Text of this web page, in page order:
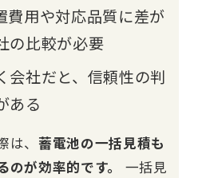
費用や対応品質に差が
の比較が必要
会社だと、信頼性の判
ある
、 蓄電池の一括見積も
が効率的です。
一括見